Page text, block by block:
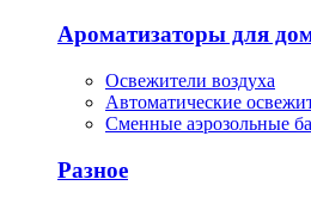
Ароматизаторы для
Освежители воздуха
Автоматические
Сменные аэрозольные
Разное